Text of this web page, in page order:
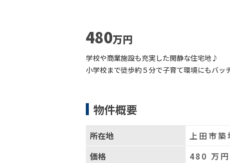
480万円
学校や商業施設も充実した閑静な住宅地♪
小学校まで徒歩約５分で子育て環境にもバッ
物件概要
所在地
上田市築
価格
480 万円